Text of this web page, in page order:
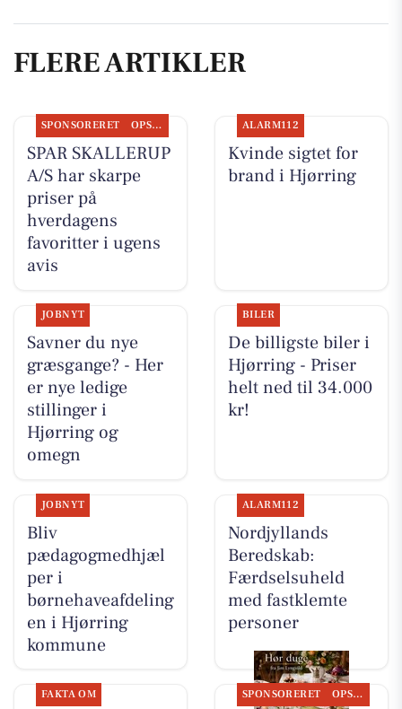
FLERE ARTIKLER
SPONSORERET OPSLAGSTAVLEN
SPAR SKALLERUP
A/S har skarpe
priser på
hverdagens
favoritter i ugens
avis
ALARM112
Kvinde sigtet for
brand i Hjørring
JOBNYT
Savner du nye
græsgange? - Her
er nye ledige
stillinger i
Hjørring og
omegn
BILER
De billigste biler i
Hjørring - Priser
helt ned til 34.000
kr!
JOBNYT
Bliv
pædagogmedhjæl
per i
børnehaveafdeling
en i Hjørring
kommune
ALARM112
Nordjyllands
Beredskab:
Færdselsuheld
med fastklemte
personer
FAKTA OM SPONSORERET OPSLAGSTAVLEN